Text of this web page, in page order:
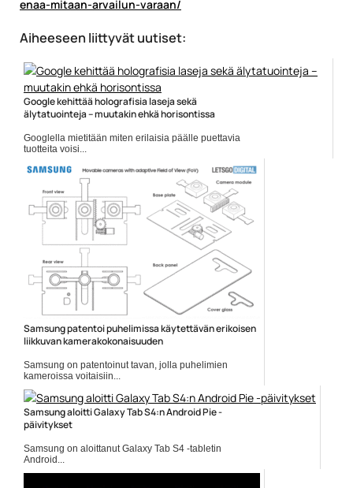
enaa-mitaan-arvailun-varaan/
Aiheeseen liittyvät uutiset:
Google kehittää holografisia laseja sekä
älytatuointeja – muutakin ehkä horisontissa
Googlella mietitään miten erilaisia päälle puettavia
tuotteita voisi...
Google
Samsung patentoi puhelimissa käytettävän erikoisen
liikkuvan kamerakokonaisuuden
Samsung on patentoinut tavan, jolla puhelimien
kameroissa voitaisiin...
Mobiiliuutiset
Samsung aloitti Galaxy Tab S4:n Android Pie -
päivitykset
Samsung on aloittanut Galaxy Tab S4 -tabletin
Android...
Android 9 Pie